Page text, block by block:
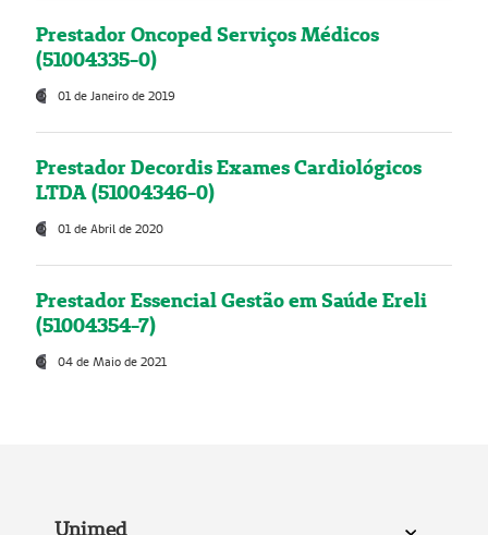
Prestador Oncoped Serviços Médicos
(51004335-0)
01 de Janeiro de 2019
Prestador Decordis Exames Cardiológicos
LTDA (51004346-0)
01 de Abril de 2020
Prestador Essencial Gestão em Saúde Ereli
(51004354-7)
04 de Maio de 2021
Unimed